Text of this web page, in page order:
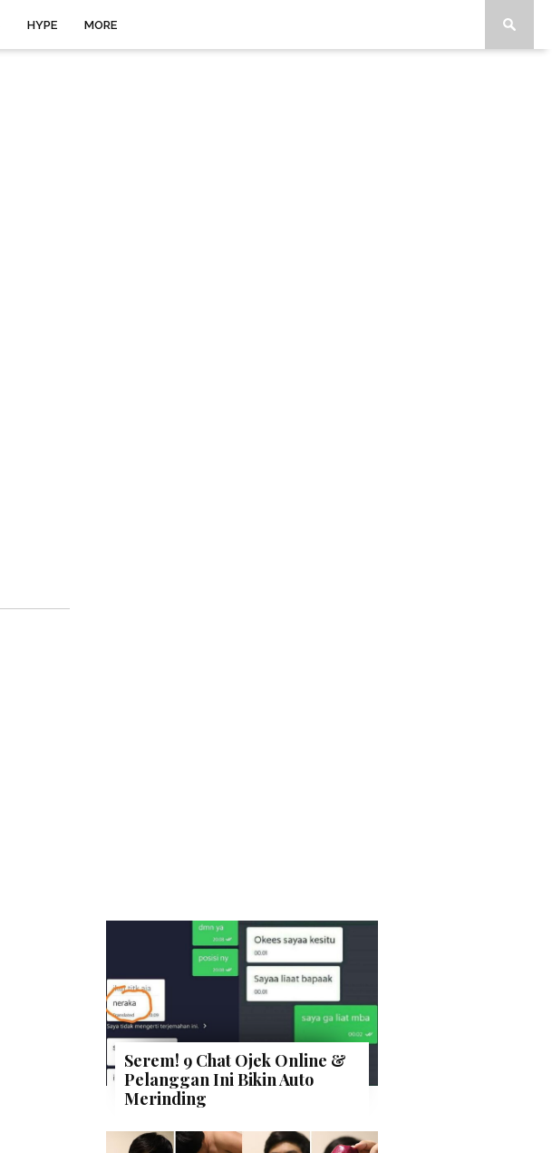
HYPE MORE
Serem! 9 Chat Ojek Online &
Pelanggan Ini Bikin Auto
Merinding